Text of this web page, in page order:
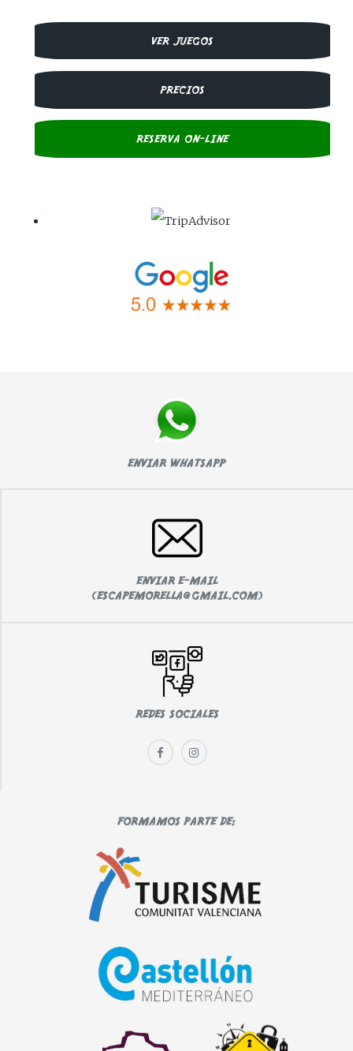
VER JUEGOS
PRECIOS
RESERVA ON-LINE
ENVIAR WHATSAPP
ENVIAR E-MAIL
(ESCAPEMORELLA@GMAIL.COM)
REDES SOCIALES
FORMAMOS PARTE DE: